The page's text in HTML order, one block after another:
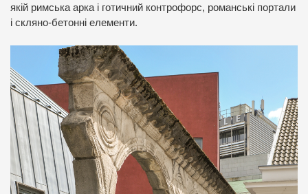
якій римська арка і готичний контрофорс, романські портали
і скляно-бетонні елементи.